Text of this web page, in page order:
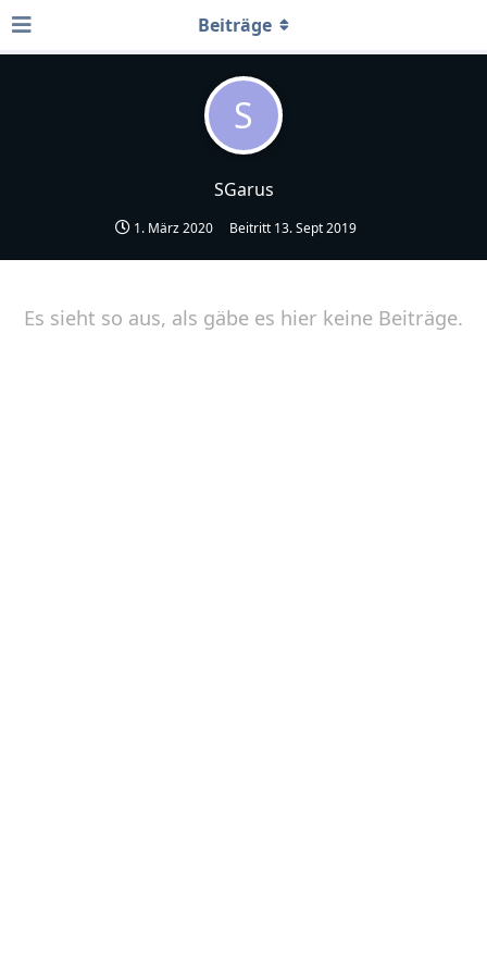
S
SGarus
1. März 2020 Beitritt 13. Sept 2019
Beiträge
Es sieht so aus, als gäbe es hier keine Beiträge.